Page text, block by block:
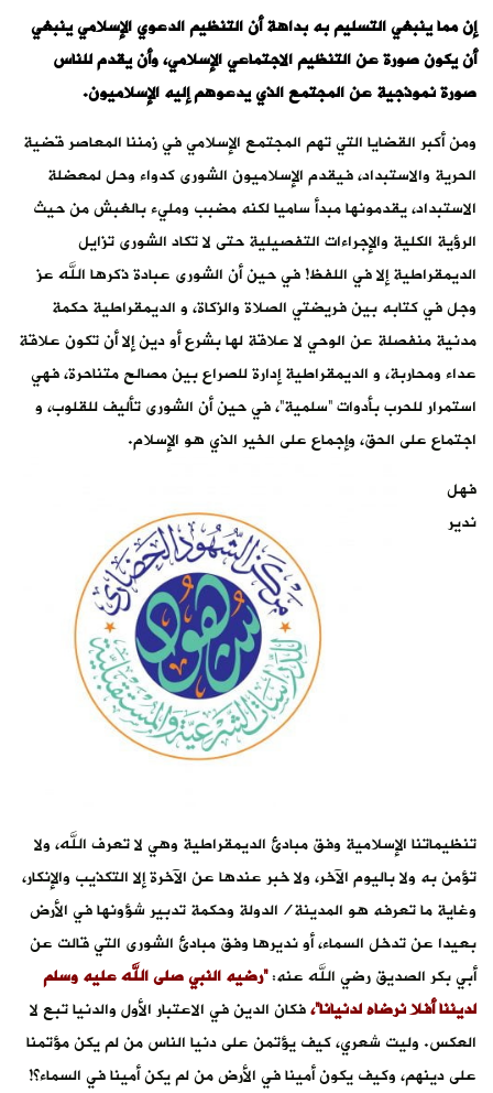
إن مما ينبغي التسليم به بداهة أن التنظيم الدعوي الإسلامي ينبغي
أن يكون صورة عن التنظيم الاجتماعي الإسلامي، وأن يقدم للناس
صورة نموذجية عن المجتمع الذي يدعوهم إليه الإسلاميون.
ومن أكبر القضايا التي تهم المجتمع الإسلامي في زمننا المعاصر قضية
الحرية والاستبداد، فيقدم الإسلاميون الشورى كدواء وحل لمعضلة
الاستبداد، يقدمونها مبدأ ساميا لكنه مضبب ومليء بالغبش من حيث
الرؤية الكلية والإجراءات التفصيلية حتى لا تكاد الشورى تزايل
الديمقراطية إلا في اللفظ! في حين أن الشورى عبادة ذكرها الله عز
وجل في كتابه بين فريضتي الصلاة والزكاة، و الديمقراطية حكمة
مدنية منفصلة عن الوحي لا علاقة لها بشرع أو دين إلا أن تكون علاقة
عداء ومحاربة، و الديمقراطية إدارة للصراع بين مصالح متناحرة، فهي
استمرار للحرب بأدوات “سلمية”، في حين أن الشورى تأليف للقلوب، و
اجتماع على الحق، وإجماع على الخير الذي هو الإسلام.
فهل
ندير
تنظيماتنا الإسلامية وفق مبادئ الديمقراطية وهي لا تعرف الله، ولا
تؤمن به ولا باليوم الآخر، ولا خبر عندها عن الآخرة إلا التكذيب والإنكار،
وغاية ما تعرفه هو المدينة/الدولة وحكمة تدبير شؤونها في الأرض
بعيدا عن تدخل السماء، أو نديرها وفق مبادئ الشورى التي قالت عن
أبي بكر الصديق رضي الله عنه:“رضيه النبي صلى الله عليه وسلم
لديننا أفلا نرضاه لدنيانا”،فكان الدين في الاعتبار الأول والدنيا تبع لا
العكس. وليت شعري، كيف يؤتمن على دنيا الناس من لم يكن مؤتمنا
على دينهم، وكيف يكون أمينا في الأرض من لم يكن أمينا في السماء؟!